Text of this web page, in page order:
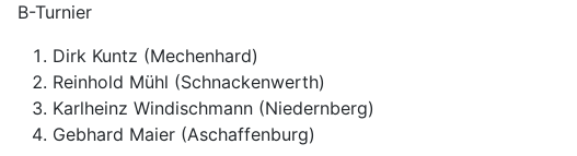
B-Turnier
Dirk Kuntz (Mechenhard)
Reinhold Mühl (Schnackenwerth)
Karlheinz Windischmann (Niedernberg)
Gebhard Maier (Aschaffenburg)